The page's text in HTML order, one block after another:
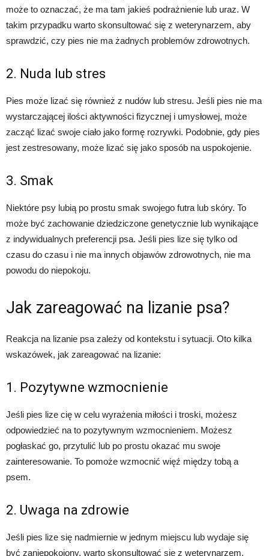
może to oznaczać, że ma tam jakieś podrażnienie lub uraz. W
takim przypadku warto skonsultować się z weterynarzem, aby
sprawdzić, czy pies nie ma żadnych problemów zdrowotnych.
2. Nuda lub stres
Pies może lizać się również z nudów lub stresu. Jeśli pies nie ma
wystarczającej ilości aktywności fizycznej i umysłowej, może
zacząć lizać swoje ciało jako formę rozrywki. Podobnie, gdy pies
jest zestresowany, może lizać się jako sposób na uspokojenie.
3. Smak
Niektóre psy lubią po prostu smak swojego futra lub skóry. To
może być zachowanie dziedziczone genetycznie lub wynikające
z indywidualnych preferencji psa. Jeśli pies lize się tylko od
czasu do czasu i nie ma innych objawów zdrowotnych, nie ma
powodu do niepokoju.
Jak zareagować na lizanie psa?
Reakcja na lizanie psa zależy od kontekstu i sytuacji. Oto kilka
wskazówek, jak zareagować na lizanie:
1. Pozytywne wzmocnienie
Jeśli pies lize cię w celu wyrażenia miłości i troski, możesz
odpowiedzieć na to pozytywnym wzmocnieniem. Możesz
pogłaskać go, przytulić lub po prostu okazać mu swoje
zainteresowanie. To pomoże wzmocnić więź między tobą a
psem.
2. Uwaga na zdrowie
Jeśli pies lize się nadmiernie w jednym miejscu lub wydaje się
być zaniepokojony, warto skonsultować się z weterynarzem.